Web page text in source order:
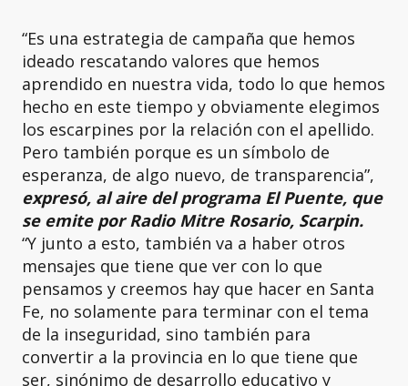
“Es una estrategia de campaña que hemos
ideado rescatando valores que hemos
aprendido en nuestra vida, todo lo que hemos
hecho en este tiempo y obviamente elegimos
los escarpines por la relación con el apellido.
Pero también porque es un símbolo de
esperanza, de algo nuevo, de transparencia”,
expresó, al aire del programa El Puente, que
se emite por Radio Mitre Rosario, Scarpin.
“Y junto a esto, también va a haber otros
mensajes que tiene que ver con lo que
pensamos y creemos hay que hacer en Santa
Fe, no solamente para terminar con el tema
de la inseguridad, sino también para
convertir a la provincia en lo que tiene que
ser, sinónimo de desarrollo educativo y